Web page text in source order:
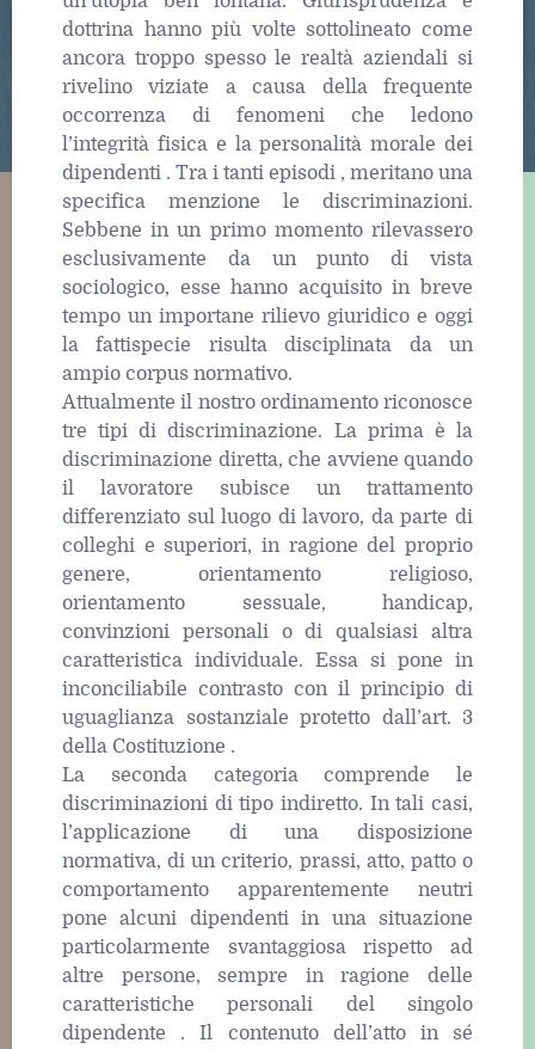
dottrina hanno più volte sottolineato come
ancora troppo spesso le realtà aziendali si
rivelino viziate a causa della frequente
occorrenza di fenomeni che ledono
l’integrità fisica e la personalità morale dei
dipendenti . Tra i tanti episodi , meritano una
specifica menzione le discriminazioni.
Sebbene in un primo momento rilevassero
esclusivamente da un punto di vista
sociologico, esse hanno acquisito in breve
tempo un importane rilievo giuridico e oggi
la fattispecie risulta disciplinata da un
ampio corpus normativo.
Attualmente il nostro ordinamento riconosce
tre tipi di discriminazione. La prima è la
discriminazione diretta, che avviene quando
il lavoratore subisce un trattamento
differenziato sul luogo di lavoro, da parte di
colleghi e superiori, in ragione del proprio
genere, orientamento religioso,
orientamento sessuale, handicap,
convinzioni personali o di qualsiasi altra
caratteristica individuale. Essa si pone in
inconciliabile contrasto con il principio di
uguaglianza sostanziale protetto dall’art. 3
della Costituzione .
La seconda categoria comprende le
discriminazioni di tipo indiretto. In tali casi,
l’applicazione di una disposizione
normativa, di un criterio, prassi, atto, patto o
comportamento apparentemente neutri
pone alcuni dipendenti in una situazione
particolarmente svantaggiosa rispetto ad
altre persone, sempre in ragione delle
caratteristiche personali del singolo
dipendente . Il contenuto dell’atto in sé